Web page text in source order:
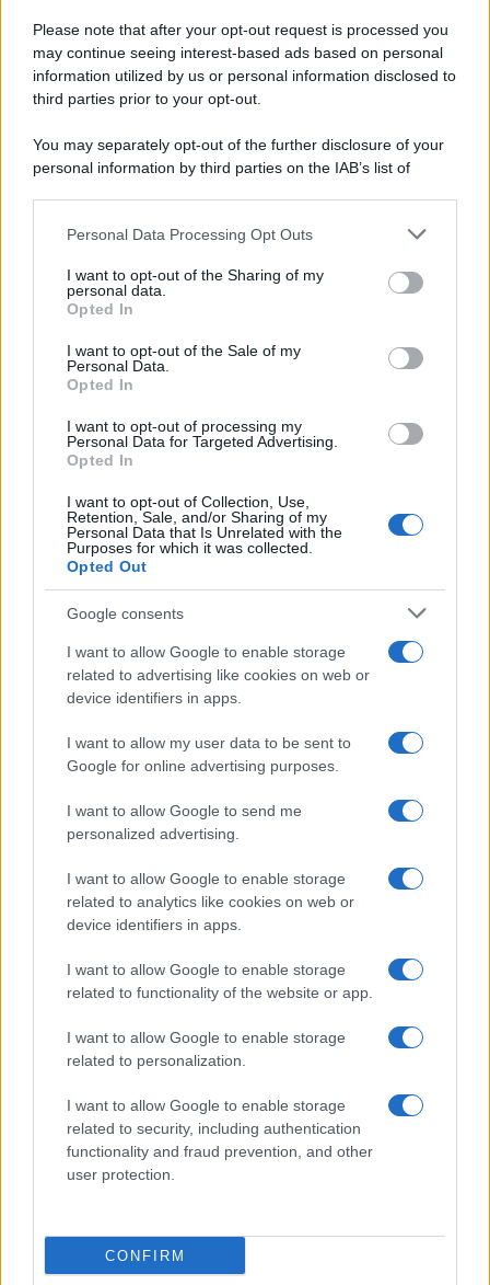
Please note that after your opt-out request is processed you
may continue seeing interest-based ads based on personal
information utilized by us or personal information disclosed to
third parties prior to your opt-out.
You may separately opt-out of the further disclosure of your
personal information by third parties on the IAB’s list of
This information may also be disclosed by us to third parties
disclose it to other third parties.
Please note that this website/app uses one or more Google
services and may gather and store information including but
not limited to your visit or usage behaviour. You may click to
grant or deny consent to Google and its third-party tags to
consent section.
Personal Data Processing Opt Outs
I want to opt-out of the Sharing of my
personal data.
Opted In
I want to opt-out of the Sale of my
Personal Data.
Opted In
I want to opt-out of processing my
Personal Data for Targeted Advertising.
Opted In
I want to opt-out of Collection, Use,
Retention, Sale, and/or Sharing of my
Personal Data that Is Unrelated with the
Purposes for which it was collected.
Opted Out
Google consents
I want to allow Google to enable storage
related to advertising like cookies on web or
device identifiers in apps.
I want to allow my user data to be sent to
Google for online advertising purposes.
I want to allow Google to send me
personalized advertising.
I want to allow Google to enable storage
related to analytics like cookies on web or
device identifiers in apps.
I want to allow Google to enable storage
related to functionality of the website or app.
I want to allow Google to enable storage
related to personalization.
I want to allow Google to enable storage
related to security, including authentication
functionality and fraud prevention, and other
user protection.
CONFIRM
Gameland
Hig Tech Mag
Scoop Mag
Motors Magazine 365
Day Travel 365
Cineverse Magazine
SecondHomeMagazine
InvestirMag
Investieren24
News Hub UK
Olanda
Investeren 24
NL Newz